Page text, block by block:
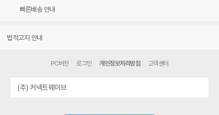
빠른배송 안내
법적고지 안내
PC버전 로그인 개인정보처리방침 고객센터
(주) 커넥트웨이브